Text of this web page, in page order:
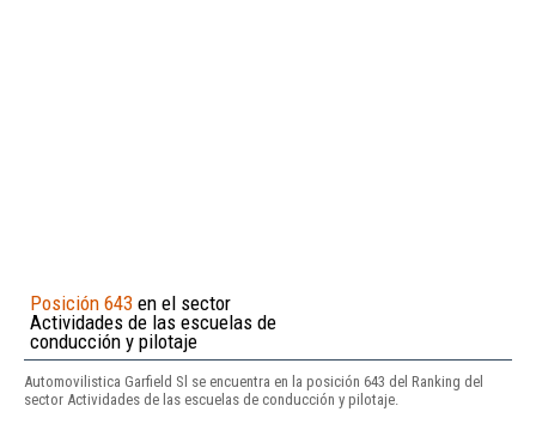
Posición 643 en el sector
Actividades de las escuelas de
conducción y pilotaje
Automovilistica Garfield Sl se encuentra en la posición 643 del Ranking del
sector Actividades de las escuelas de conducción y pilotaje.